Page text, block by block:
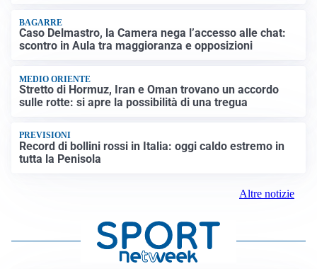
BAGARRE
Caso Delmastro, la Camera nega l’accesso alle chat:
scontro in Aula tra maggioranza e opposizioni
MEDIO ORIENTE
Stretto di Hormuz, Iran e Oman trovano un accordo
sulle rotte: si apre la possibilità di una tregua
PREVISIONI
Record di bollini rossi in Italia: oggi caldo estremo in
tutta la Penisola
Altre notizie